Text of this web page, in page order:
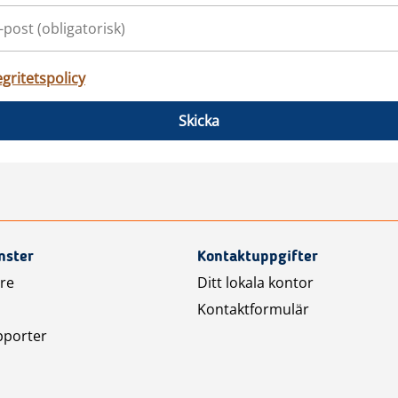
Skicka
Kontaktuppgifter
Ditt lokala kontor
Kontaktformulär